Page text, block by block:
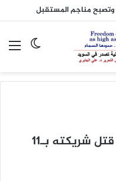
الوضع
إيداع مشتبه به السجن بعد قتل شريكته بـ11